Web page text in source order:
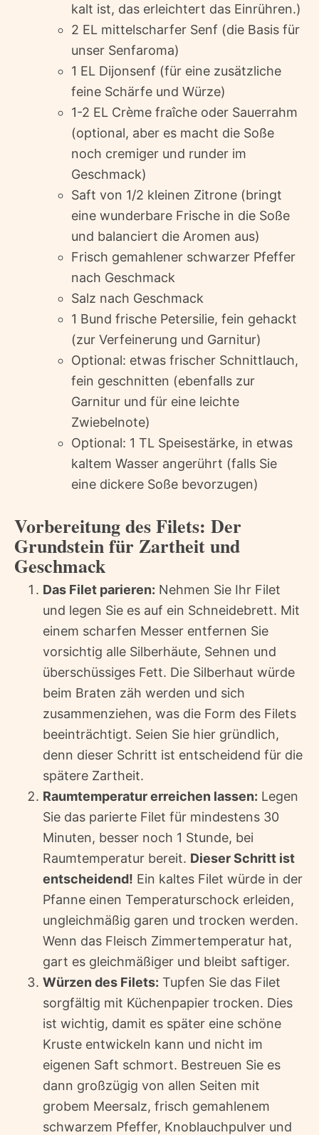
kalt ist, das erleichtert das Einrühren.)
2 EL mittelscharfer Senf (die Basis für
unser Senfaroma)
1 EL Dijonsenf (für eine zusätzliche
feine Schärfe und Würze)
1-2 EL Crème fraîche oder Sauerrahm
(optional, aber es macht die Soße
noch cremiger und runder im
Geschmack)
Saft von 1/2 kleinen Zitrone (bringt
eine wunderbare Frische in die Soße
und balanciert die Aromen aus)
Frisch gemahlener schwarzer Pfeffer
nach Geschmack
Salz nach Geschmack
1 Bund frische Petersilie, fein gehackt
(zur Verfeinerung und Garnitur)
Optional: etwas frischer Schnittlauch,
fein geschnitten (ebenfalls zur
Garnitur und für eine leichte
Zwiebelnote)
Optional: 1 TL Speisestärke, in etwas
kaltem Wasser angerührt (falls Sie
eine dickere Soße bevorzugen)
Vorbereitung des Filets: Der
Grundstein für Zartheit und
Geschmack
Das Filet parieren: Nehmen Sie Ihr Filet
und legen Sie es auf ein Schneidebrett. Mit
einem scharfen Messer entfernen Sie
vorsichtig alle Silberhäute, Sehnen und
überschüssiges Fett. Die Silberhaut würde
beim Braten zäh werden und sich
zusammenziehen, was die Form des Filets
beeinträchtigt. Seien Sie hier gründlich,
denn dieser Schritt ist entscheidend für die
spätere Zartheit.
Raumtemperatur erreichen lassen: Legen
Sie das parierte Filet für mindestens 30
Minuten, besser noch 1 Stunde, bei
Raumtemperatur bereit. Dieser Schritt ist
entscheidend! Ein kaltes Filet würde in der
Pfanne einen Temperaturschock erleiden,
ungleichmäßig garen und trocken werden.
Wenn das Fleisch Zimmertemperatur hat,
gart es gleichmäßiger und bleibt saftiger.
Würzen des Filets: Tupfen Sie das Filet
sorgfältig mit Küchenpapier trocken. Dies
ist wichtig, damit es später eine schöne
Kruste entwickeln kann und nicht im
eigenen Saft schmort. Bestreuen Sie es
dann großzügig von allen Seiten mit
grobem Meersalz, frisch gemahlenem
schwarzem Pfeffer, Knoblauchpulver und